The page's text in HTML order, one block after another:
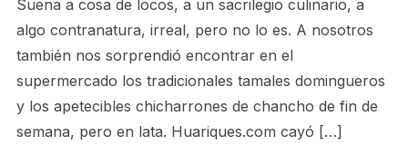
Suena a cosa de locos, a un sacrilegio culinario, a
algo contranatura, irreal, pero no lo es. A nosotros
también nos sorprendió encontrar en el
supermercado los tradicionales tamales domingueros
y los apetecibles chicharrones de chancho de fin de
semana, pero en lata. Huariques.com cayó […]